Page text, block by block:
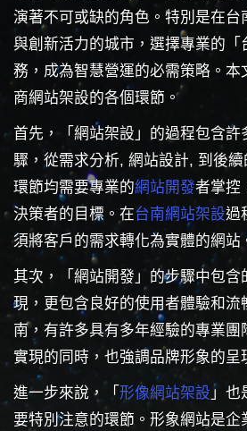
演著不可或缺的角色。特別是在台
與創新活力的城市，選擇專業的「
務，成為智慧營運的必需策略。本
商網站架設的各個環節。
首先，「網站架設」的過程包含許
驟，從需求分析, 網站設計, 到後
環節均需要專業的網站開發者掌控
決策者的目標。在台南網站架設過
須將客戶的需求轉化為實體的網站
其次，「網站開發」的步驟中包含
現，更包含良好的使用者體驗和流
南，有許多具有多年經驗的專業團
實現的同時，也強調品牌形象的呈
進一步來說，「 形像網站架設 」也
要特別注意的環節。形象網站是企